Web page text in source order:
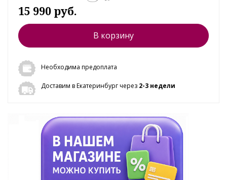
15 990 руб.
В корзину
Необходима предоплата
Доставим в Екатеринбург через 2-3 недели